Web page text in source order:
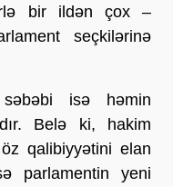
bir ildən çox –
seçkilərinə
səbəbi isə həmin
Belə ki, hakim
öz qalibiyyətini elan
parlamentin yeni